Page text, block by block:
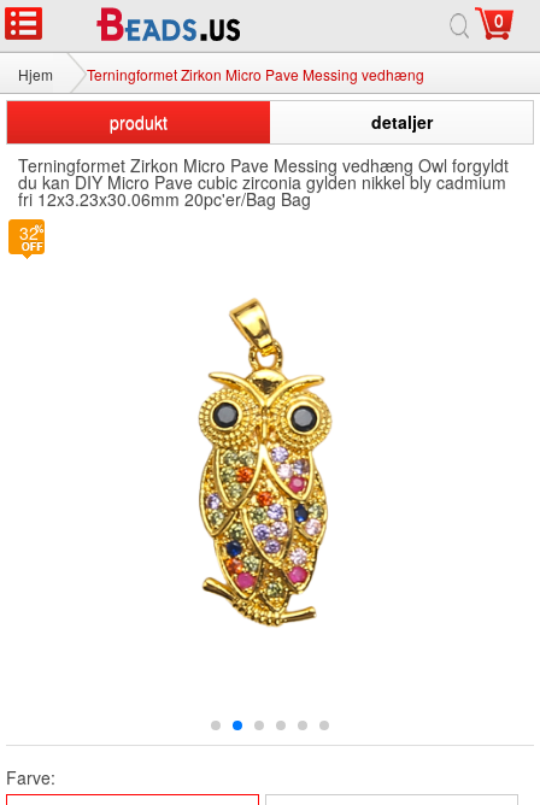
0
Hjem Terningformet Zirkon Micro Pave Messing vedhæng
produkt
detaljer
Terningformet Zirkon Micro Pave Messing vedhæng Owl forgyldt
du kan DIY Micro Pave cubic zirconia gylden nikkel bly cadmium
fri 12x3.23x30.06mm 20pc'er/Bag Bag
32
Farve: